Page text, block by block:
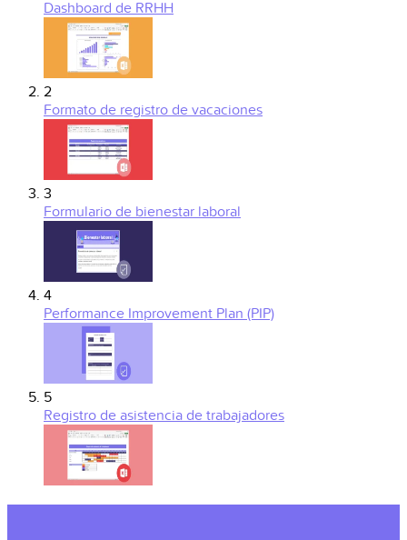
Dashboard de RRHH
2
Formato de registro de vacaciones
3
Formulario de bienestar laboral
4
Performance Improvement Plan (PIP)
5
Registro de asistencia de trabajadores